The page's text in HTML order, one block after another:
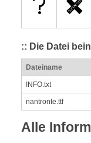
:: Die Datei
Dateiname
INFO.txt
nantronte.ttf
Alle